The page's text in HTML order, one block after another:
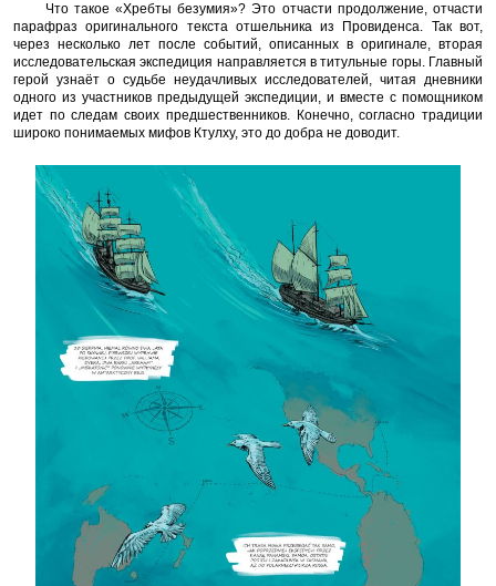
Что такое «Хребты безумия»? Это отчасти продолжение, отчасти
парафраз оригинального текста отшельника из Провиденса. Так вот,
через несколько лет после событий, описанных в оригинале, вторая
исследовательская экспедиция направляется в титульные горы. Главный
герой узнаёт о судьбе неудачливых исследователей, читая дневники
одного из участников предыдущей экспедиции, и вместе с помощником
идет по следам своих предшественников. Конечно, согласно традиции
широко понимаемых мифов Ктулху, это до добра не доводит.